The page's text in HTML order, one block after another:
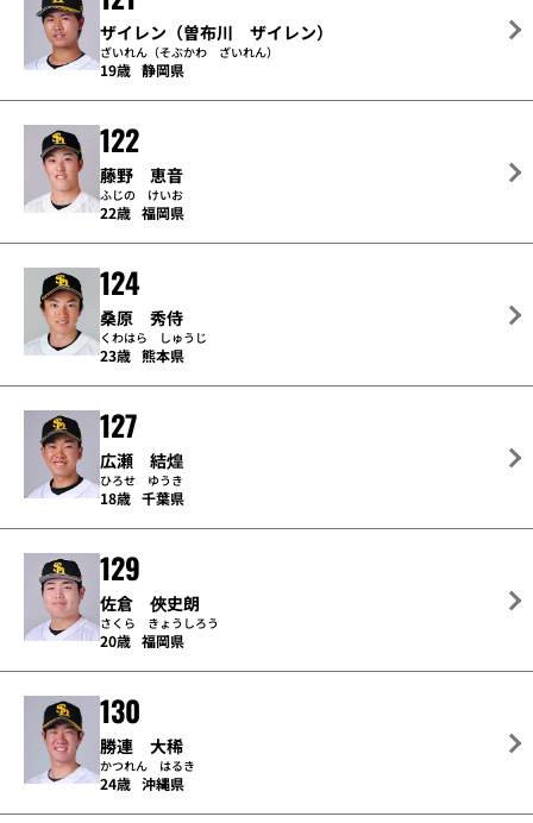
ザイレン（曽布川 ザイレン）
ざいれん（そぶかわ ざいれん）
19歳 静岡県
122
藤野 恵音
ふじの けいお
22歳 福岡県
124
桑原 秀侍
くわはら しゅうじ
23歳 熊本県
127
広瀬 結煌
ひろせ ゆうき
18歳 千葉県
129
佐倉 俠史朗
さくら きょうしろう
20歳 福岡県
130
勝連 大稀
かつれん はるき
24歳 沖縄県